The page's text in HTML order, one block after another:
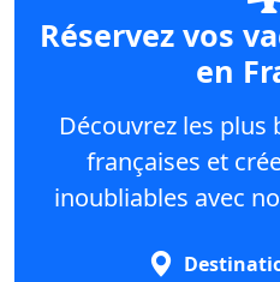
Réservez vos
en
Découvrez les
françaises et
inoubliables avec